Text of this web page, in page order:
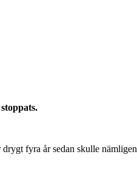
fyra år sedan skulle